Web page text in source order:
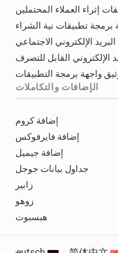
إثراء العملاء المحتملين
برمجة تطبيقات نية الشراء
الإلكتروني الاجتماعي
الإلكتروني القابل للتصرف
واجهة برمجة التطبيقات
الإضافات والتكاملات
إضافة كروم
إضافة فايرفوكس
إضافة جيميل
جداول بيانات جوجل
زابير
زوهو
هبسبوت